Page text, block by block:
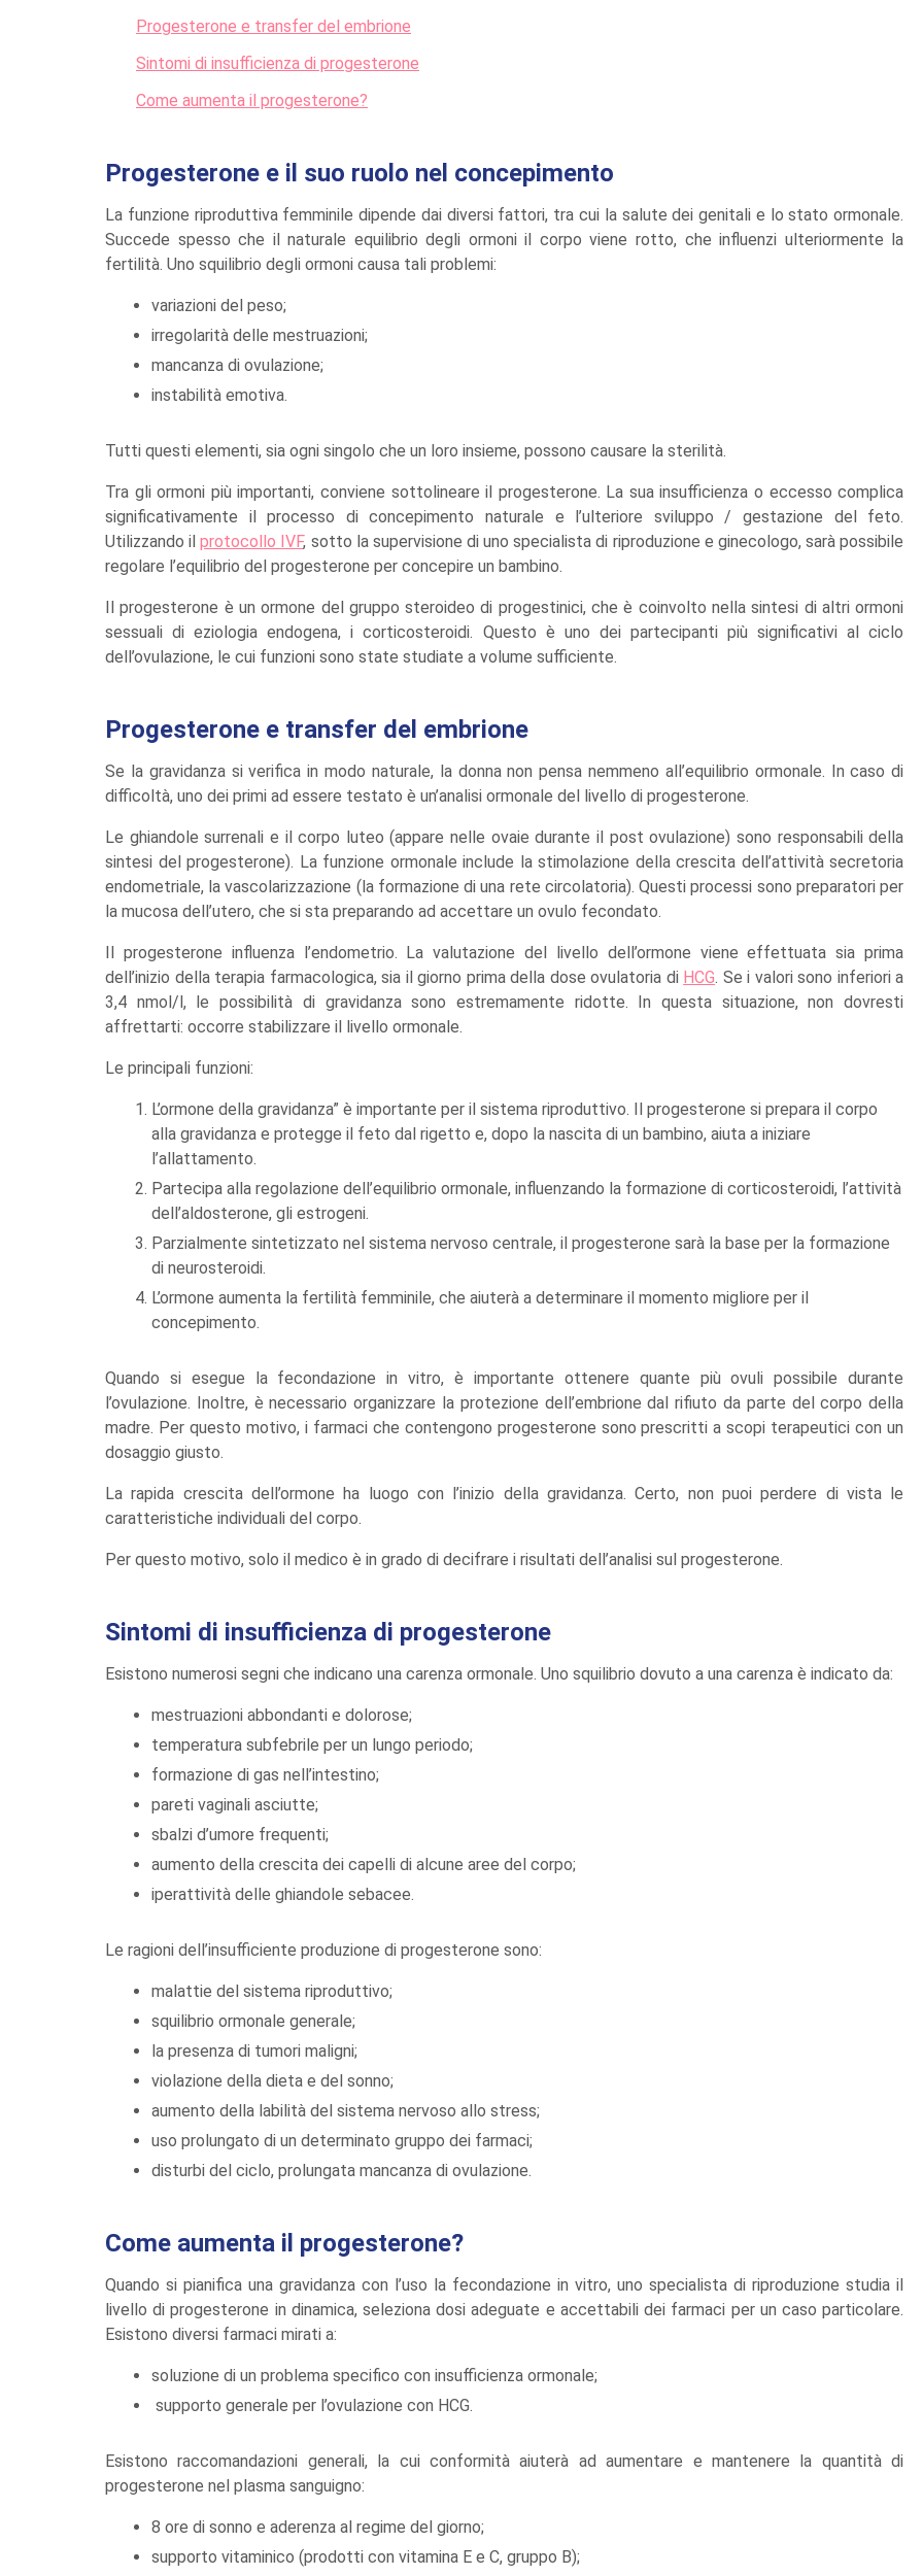
Progesterone e transfer del embrione
Sintomi di insufficienza di progesterone
Come aumenta il progesterone?
Progesterone e il suo ruolo nel concepimento
La funzione riproduttiva femminile dipende dai diversi fattori, tra cui la salute dei genitali e lo stato ormonale.
Succede spesso che il naturale equilibrio degli ormoni il corpo viene rotto, che influenzi ulteriormente la
fertilità. Uno squilibrio degli ormoni causa tali problemi:
variazioni del peso;
irregolarità delle mestruazioni;
mancanza di ovulazione;
instabilità emotiva.
Tutti questi elementi, sia ogni singolo che un loro insieme, possono causare la sterilità.
Tra gli ormoni più importanti, conviene sottolineare il progesterone. La sua insufficienza o eccesso complica
significativamente il processo di concepimento naturale e l’ulteriore sviluppo / gestazione del feto.
Utilizzando ilprotocollo IVF, sotto la supervisione di uno specialista di riproduzione e ginecologo, sarà possibile
regolare l’equilibrio del progesterone per concepire un bambino.
Il progesterone è un ormone del gruppo steroideo di progestinici, che è coinvolto nella sintesi di altri ormoni
sessuali di eziologia endogena, i corticosteroidi. Questo è uno dei partecipanti più significativi al ciclo
dell’ovulazione, le cui funzioni sono state studiate a volume sufficiente.
Progesterone e transfer del embrione
Se la gravidanza si verifica in modo naturale, la donna non pensa nemmeno all’equilibrio ormonale. In caso di
difficoltà, uno dei primi ad essere testato è un’analisi ormonale del livello di progesterone.
Le ghiandole surrenali e il corpo luteo (appare nelle ovaie durante il post ovulazione) sono responsabili della
sintesi del progesterone). La funzione ormonale include la stimolazione della crescita dell’attività secretoria
endometriale, la vascolarizzazione (la formazione di una rete circolatoria). Questi processi sono preparatori per
la mucosa dell’utero, che si sta preparando ad accettare un ovulo fecondato.
Il progesterone influenza l’endometrio. La valutazione del livello dell’ormone viene effettuata sia prima
dell’inizio della terapia farmacologica, sia il giorno prima della dose ovulatoria di HCG. Se i valori sono inferiori a
3,4 nmol/l, le possibilità di gravidanza sono estremamente ridotte. In questa situazione, non dovresti
affrettarti: occorre stabilizzare il livello ormonale.
Le principali funzioni:
L’ormone della gravidanza” è importante per il sistema riproduttivo. Il progesterone si prepara il corpo
alla gravidanza e protegge il feto dal rigetto e, dopo la nascita di un bambino, aiuta a iniziare
l’allattamento.
Partecipa alla regolazione dell’equilibrio ormonale, influenzando la formazione di corticosteroidi, l’attività
dell’aldosterone, gli estrogeni.
Parzialmente sintetizzato nel sistema nervoso centrale, il progesterone sarà la base per la formazione
di neurosteroidi.
L’ormone aumenta la fertilità femminile, che aiuterà a determinare il momento migliore per il
concepimento.
Quando si esegue la fecondazione in vitro, è importante ottenere quante più ovuli possibile durante
l’ovulazione. Inoltre, è necessario organizzare la protezione dell’embrione dal rifiuto da parte del corpo della
madre. Per questo motivo, i farmaci che contengono progesterone sono prescritti a scopi terapeutici con un
dosaggio giusto.
La rapida crescita dell’ormone ha luogo con l’inizio della gravidanza. Certo, non puoi perdere di vista le
caratteristiche individuali del corpo.
Per questo motivo, solo il medico è in grado di decifrare i risultati dell’analisi sul progesterone.
Sintomi di insufficienza di progesterone
Esistono numerosi segni che indicano una carenza ormonale. Uno squilibrio dovuto a una carenza è indicato da:
mestruazioni abbondanti e dolorose;
temperatura subfebrile per un lungo periodo;
formazione di gas nell’intestino;
pareti vaginali asciutte;
sbalzi d’umore frequenti;
aumento della crescita dei capelli di alcune aree del corpo;
iperattività delle ghiandole sebacee.
Le ragioni dell’insufficiente produzione di progesterone sono:
malattie del sistema riproduttivo;
squilibrio ormonale generale;
la presenza di tumori maligni;
violazione della dieta e del sonno;
aumento della labilità del sistema nervoso allo stress;
uso prolungato di un determinato gruppo dei farmaci;
disturbi del ciclo, prolungata mancanza di ovulazione.
Come aumenta il progesterone?
Quando si pianifica una gravidanza con l’uso la fecondazione in vitro, uno specialista di riproduzione studia il
livello di progesterone in dinamica, seleziona dosi adeguate e accettabili dei farmaci per un caso particolare.
Esistono diversi farmaci mirati a:
soluzione di un problema specifico con insufficienza ormonale;
supporto generale per l’ovulazione con HCG.
Esistono raccomandazioni generali, la cui conformità aiuterà ad aumentare e mantenere la quantità di
progesterone nel plasma sanguigno:
8 ore di sonno e aderenza al regime del giorno;
supporto vitaminico (prodotti con vitamina E e C, gruppo B);